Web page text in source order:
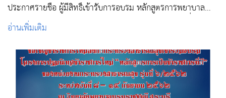
ประกาศรายชื่อ ผู้มีสิทธิ์เข้ารับการอบรม หลักสูตรการพยาบาล
เฉพาะทาง สาขาการพยาบาลเวชปฏิบัติฉุกเฉิน(ENP) รุ่นที่ 1
อ่านเพิ่มเติม